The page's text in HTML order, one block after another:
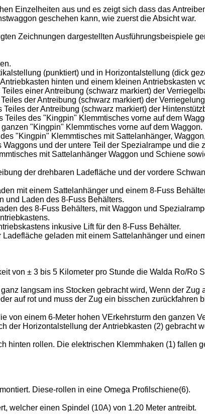
Einzelheiten aus und es zeigt sich dass das
geschehen kann, wie zuerst die Absicht war.
Zeichnungen dargestellten Ausführungsbeispiele
(punktiert) und in Horizontalstellung (dick
hinten und einem kleinen Antriebskasten
einer Antreibung (schwarz markiert) der
der Antreibung (schwarz markiert) der
der Antreibung (schwarz markiert) der
des "Kingpin" Klemmtisches vorne auf dem
"Kingpin" Klemmtisches vorne auf dem Waggon.
"Kingpin" Klemmtisches mit Sattelanhänger,
und der untere Teil der Spezialrampe und die
mit Sattelanhänger Waggon und Schiene
der drehbaren Ladefläche und der vordere
mit einem Sattelanhänger und einem 8-Fuss
und Laden des 8-Fuss Behälters.
des 8-Fuss Behälters, mit Waggon und
inkusive Lift für den 8-Fuss Behälter.
geladen mit einem Sattelanhänger und
von ± 3 bis 5 Kilometer pro Stunde die Walda Ro/Ro
langsam ins Stocken gebracht wird, Wenn der Zug
auf rot und muss der Zug ein bisschen zurückfahren
von einem 6-Meter hohen VErkehrsturm den ganzen
der Horizontalstellung der Antriebkasten (2) gebracht
hinten rollen. Die elektrischen Klemmhaken (1) fallen
Diese-rollen in eine Omega Profilschiene(6).
welcher einen Spindel (10A) von 1.20 Meter antreibt.